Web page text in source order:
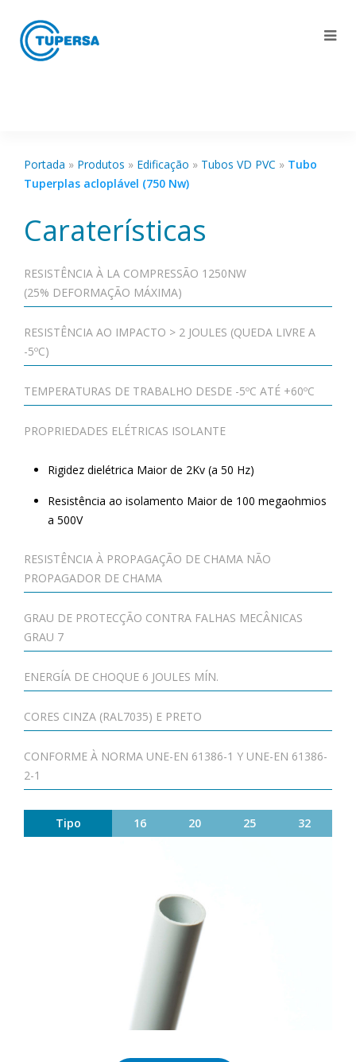
Portada » Produtos » Edificação » Tubos VD PVC » Tubo
Tuperplas acloplável (750 Nw)
Caraterísticas
RESISTÊNCIA À LA COMPRESSÃO 1250NW
(25% DEFORMAÇÃO MÁXIMA)
RESISTÊNCIA AO IMPACTO > 2 JOULES (QUEDA LIVRE A
-5ºC)
TEMPERATURAS DE TRABALHO DESDE -5ºC ATÉ +60ºC
PROPRIEDADES ELÉTRICAS ISOLANTE
Rigidez dielétrica Maior de 2Kv (a 50 Hz)
Resistência ao isolamento Maior de 100 megaohmios
a 500V
RESISTÊNCIA À PROPAGAÇÃO DE CHAMA NÃO
PROPAGADOR DE CHAMA
GRAU DE PROTECÇÃO CONTRA FALHAS MECÂNICAS
GRAU 7
ENERGÍA DE CHOQUE 6 JOULES MÍN.
CORES CINZA (RAL7035) E PRETO
CONFORME À NORMA UNE-EN 61386-1 Y UNE-EN 61386-
2-1
Tipo 16 20 25 32